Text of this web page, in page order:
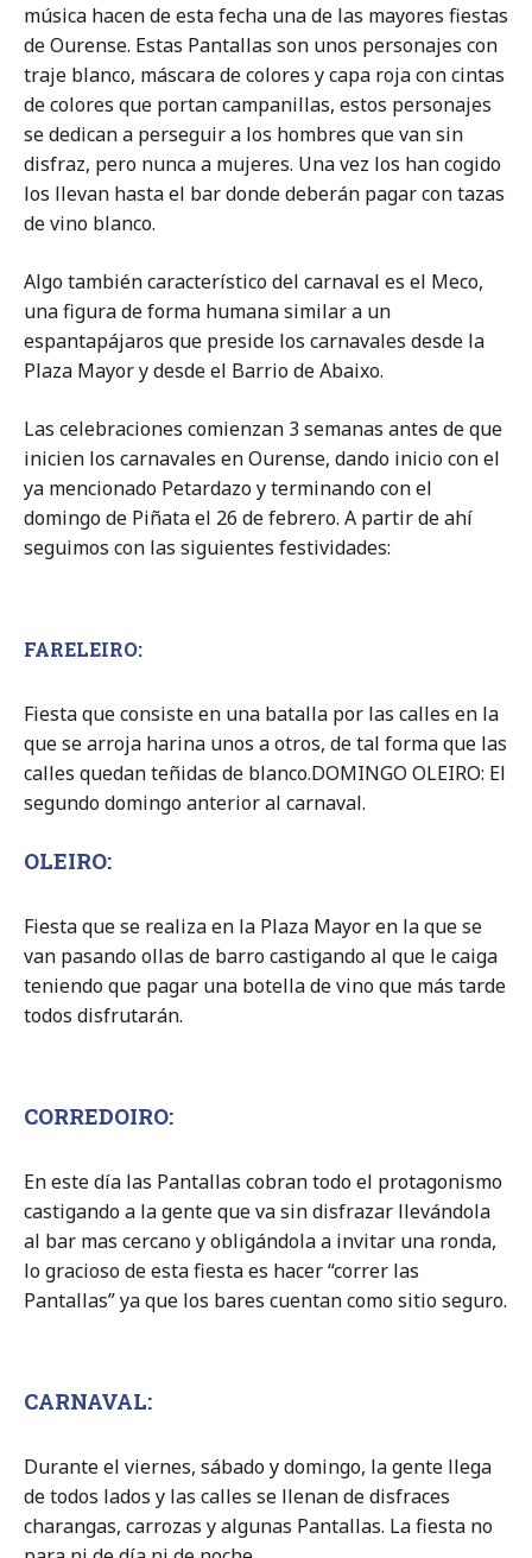
música hacen de esta fecha una de las mayores fiestas
de Ourense. Estas Pantallas son unos personajes con
traje blanco, máscara de colores y capa roja con cintas
de colores que portan campanillas, estos personajes
se dedican a perseguir a los hombres que van sin
disfraz, pero nunca a mujeres. Una vez los han cogido
los llevan hasta el bar donde deberán pagar con tazas
de vino blanco.
Algo también característico del carnaval es el Meco,
una figura de forma humana similar a un
espantapájaros que preside los carnavales desde la
Plaza Mayor y desde el Barrio de Abaixo.
Las celebraciones comienzan 3 semanas antes de que
inicien los carnavales en Ourense, dando inicio con el
ya mencionado Petardazo y terminando con el
domingo de Piñata el 26 de febrero. A partir de ahí
seguimos con las siguientes festividades:
FARELEIRO:
Fiesta que consiste en una batalla por las calles en la
que se arroja harina unos a otros, de tal forma que las
calles quedan teñidas de blanco.DOMINGO OLEIRO: El
segundo domingo anterior al carnaval.
OLEIRO:
Fiesta que se realiza en la Plaza Mayor en la que se
van pasando ollas de barro castigando al que le caiga
teniendo que pagar una botella de vino que más tarde
todos disfrutarán.
CORREDOIRO:
En este día las Pantallas cobran todo el protagonismo
castigando a la gente que va sin disfrazar llevándola
al bar mas cercano y obligándola a invitar una ronda,
lo gracioso de esta fiesta es hacer “correr las
Pantallas” ya que los bares cuentan como sitio seguro.
CARNAVAL:
Durante el viernes, sábado y domingo, la gente llega
de todos lados y las calles se llenan de disfraces
charangas, carrozas y algunas Pantallas. La fiesta no